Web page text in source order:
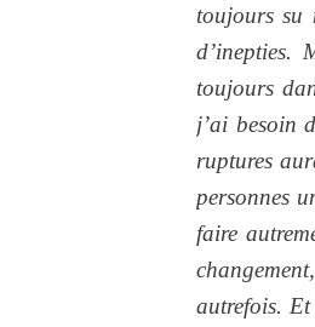
toujours su
d’inepties.
toujours
j’ai besoin
ruptures
personnes
faire
autrefois.